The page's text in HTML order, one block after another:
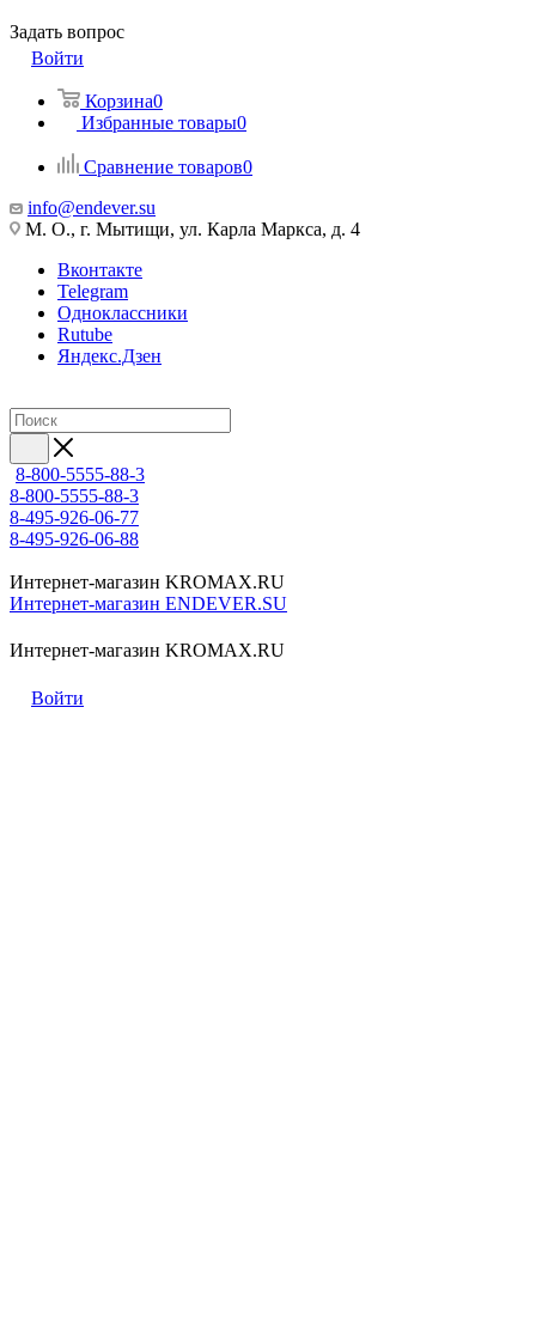
Задать вопрос
Войти
Корзина0
Избранные товары0
Сравнение товаров0
info@endever.su
М. О., г. Мытищи, ул. Карла Маркса, д. 4
Вконтакте
Telegram
Одноклассники
Rutube
Яндекс.Дзен
8-800-5555-88-3
8-800-5555-88-3
8-495-926-06-77
8-495-926-06-88
Интернет-магазин KROMAX.RU
Интернет-магазин ENDEVER.SU
Интернет-магазин KROMAX.RU
Войти